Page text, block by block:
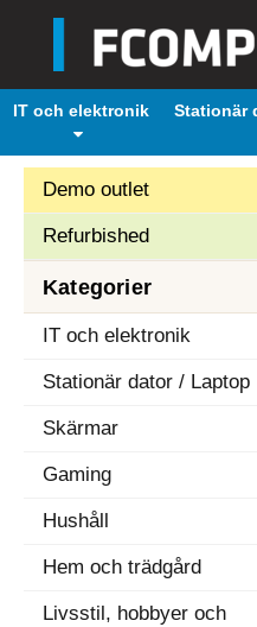
IT och elektronik Stationär
Demo outlet
Refurbished
Kategorier
IT och elektronik
Stationär dator / Laptop
Skärmar
Gaming
Hushåll
Hem och trädgård
Livsstil, hobbyer och